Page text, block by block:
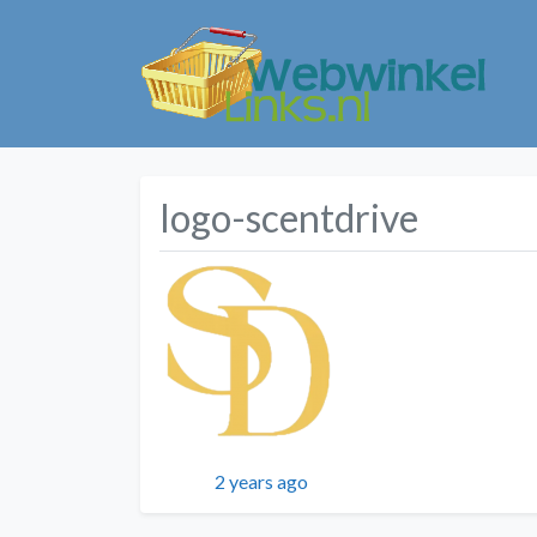
logo-scentdrive
Geplaatst
2 years ago